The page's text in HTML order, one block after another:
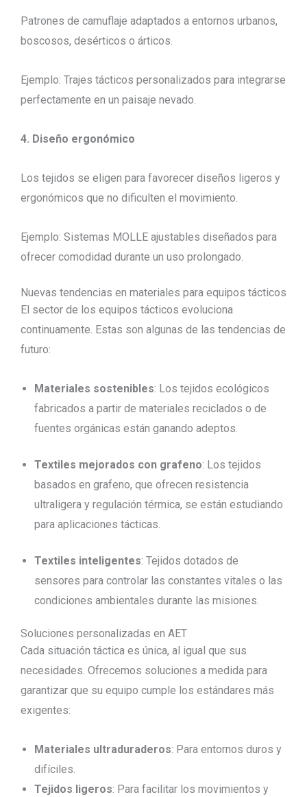
Patrones de camuflaje adaptados a entornos urbanos,
boscosos, desérticos o árticos.
Ejemplo: Trajes tácticos personalizados para integrarse
perfectamente en un paisaje nevado.
4. Diseño ergonómico
Los tejidos se eligen para favorecer diseños ligeros y
ergonómicos que no dificulten el movimiento.
Ejemplo: Sistemas MOLLE ajustables diseñados para
ofrecer comodidad durante un uso prolongado.
Nuevas tendencias en materiales para equipos tácticos
El sector de los equipos tácticos evoluciona
continuamente. Estas son algunas de las tendencias de
futuro:
Materiales sostenibles: Los tejidos ecológicos
fabricados a partir de materiales reciclados o de
fuentes orgánicas están ganando adeptos.
Textiles mejorados con grafeno: Los tejidos
basados en grafeno, que ofrecen resistencia
ultraligera y regulación térmica, se están estudiando
para aplicaciones tácticas.
Textiles inteligentes: Tejidos dotados de
sensores para controlar las constantes vitales o las
condiciones ambientales durante las misiones.
Soluciones personalizadas en AET
Cada situación táctica es única, al igual que sus
necesidades. Ofrecemos soluciones a medida para
garantizar que su equipo cumple los estándares más
exigentes:
Materiales ultraduraderos: Para entornos duros y
difíciles.
Tejidos ligeros: Para facilitar los movimientos y